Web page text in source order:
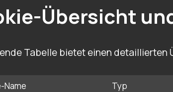
Übersicht
Tabelle bietet einen detaillierten
Name Typ